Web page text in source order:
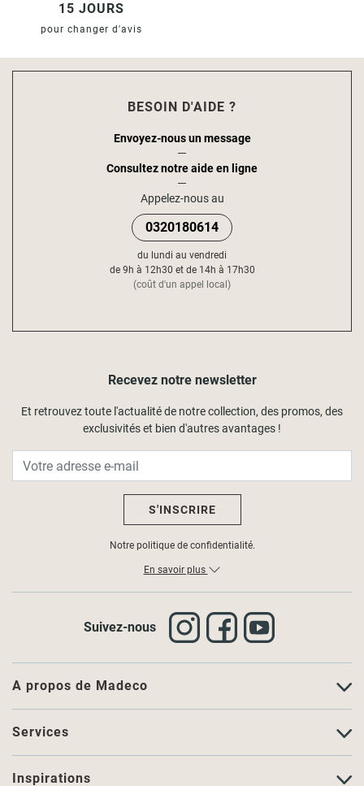
15 JOURS
pour changer d'avis
A propos de Madeco
Services
Inspirations
Recevez notre newsletter
Et retrouvez toute l'actualité de notre collection, des promos, des
exclusivités et bien d'autres avantages !
S'INSCRIRE
Notre politique de confidentialité.
En savoir plus
Suivez-nous
BESOIN D'AIDE ?
Envoyez-nous un message
Consultez notre aide en ligne
Appelez-nous au
0320180614
du lundi au vendredi
de 9h à 12h30 et de 14h à 17h30
(coût d'un appel local)